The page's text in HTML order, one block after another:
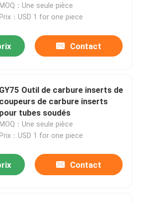
MOQ：Une seule pièce
Prix：USD 1 for one piece
Contact
GY75 Outil de carbure inserts de
coupeurs de carbure inserts
pour tubes soudés
MOQ：Une seule pièce
Prix：USD 1 for one piece
Contact